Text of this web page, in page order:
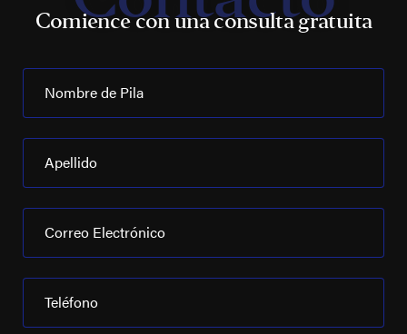
Comience con una consulta gratuita
Nombre de Pila
Apellido
Correo Electrónico
Teléfono